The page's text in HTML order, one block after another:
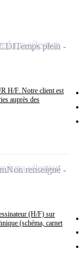
H/F. Notre client est
auprès des
Temps plein
à ma sélection
(H/F) sur
(schéma, carnet
Non renseigné
à ma sélection